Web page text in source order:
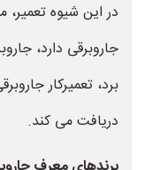
در این شیوه
جاروبرقی دارد،
برد، تعمیرکار
دریافت می کند.